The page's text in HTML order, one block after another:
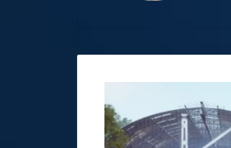
por
más